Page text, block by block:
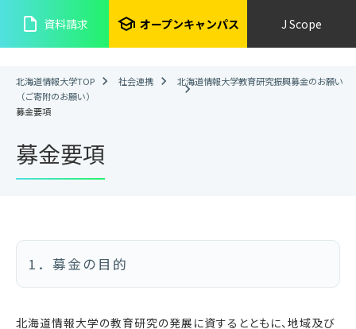
insert_drive_file 資料請求 school オープンキャンパス J Scope
北海道情報大学TOP 社会連携
北海道情報大学教育研究振興募金のお願い
（ご寄附のお願い）
募金要項
募金要項
1．募金の目的
北海道情報大学の教育研究の発展に資するとともに、地域及び